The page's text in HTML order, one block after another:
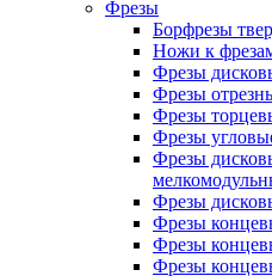
Фрезы
Борфрезы
Ножи к
Фрезы
Фрезы
Фрезы
Фрезы
Фрезы
Фрезы
Фрезы
Фрезы
Фрезы